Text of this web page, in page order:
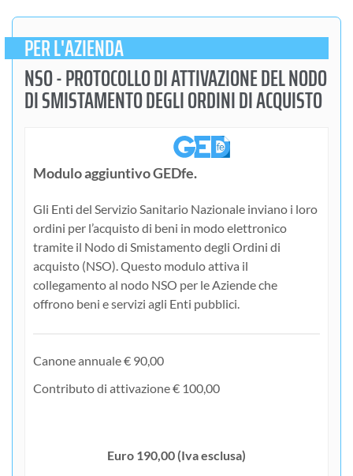
PER L'AZIENDA
NSO - PROTOCOLLO DI ATTIVAZIONE DEL NODO
DI SMISTAMENTO DEGLI ORDINI DI ACQUISTO
Modulo aggiuntivo GEDfe.
Gli Enti del Servizio Sanitario Nazionale inviano i loro
ordini per l’acquisto di beni in modo elettronico
tramite il Nodo di Smistamento degli Ordini di
acquisto (NSO). Questo modulo attiva il
collegamento al nodo NSO per le Aziende che
offrono beni e servizi agli Enti pubblici.
Canone annuale € 90,00
Contributo di attivazione € 100,00
Euro 190,00 (Iva esclusa)